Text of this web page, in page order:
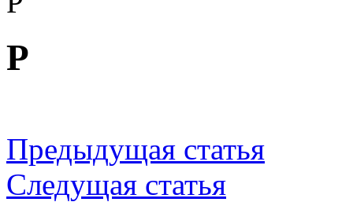
P
Предыдущая статья
Следущая статья